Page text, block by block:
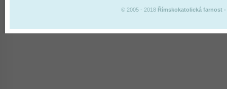
© 2005 - 2018 Římskokatolická farnost -